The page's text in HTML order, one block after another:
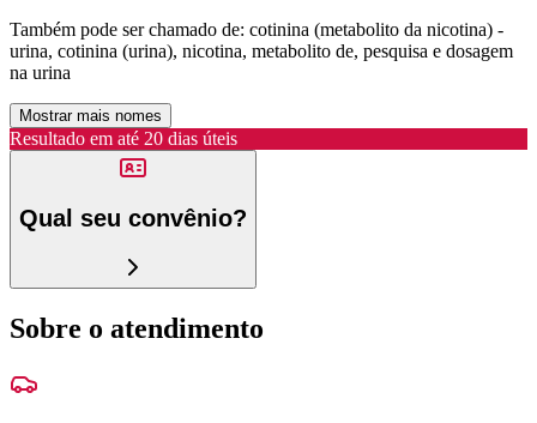
Também pode ser chamado de: cotinina (metabolito da nicotina) -
urina, cotinina (urina), nicotina, metabolito de, pesquisa e dosagem
na urina
Mostrar mais nomes
Resultado em até 20 dias úteis
Qual seu convênio?
Sobre o atendimento